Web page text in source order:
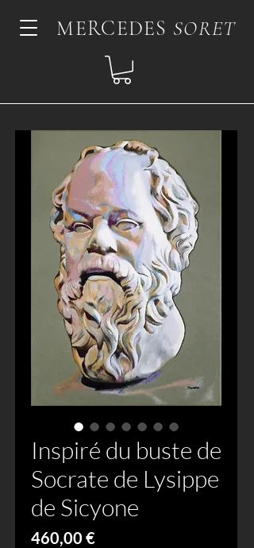
MERCEDES SORET
Inspiré du buste de
Socrate de Lysippe
de Sicyone
460,00 €Prix